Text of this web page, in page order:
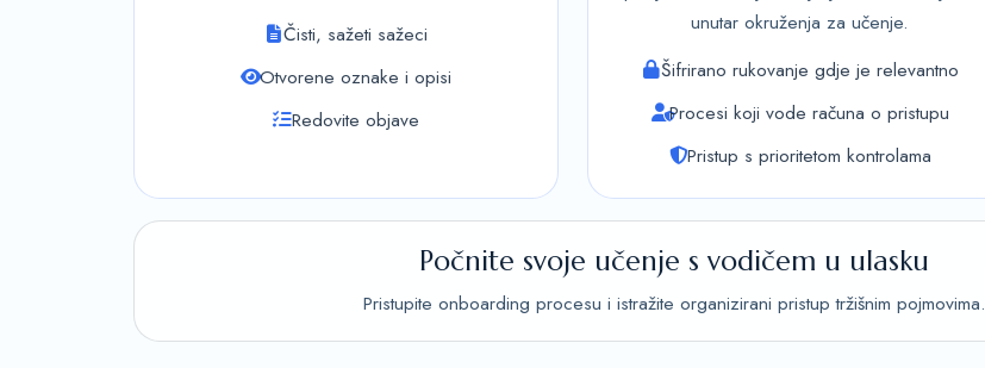
Čisti, sažeti sažeci
Otvorene oznake i opisi
Redovite objave
unutar okruženja za učenje.
Šifrirano rukovanje gdje je relevantno
Procesi koji vode računa o pristupu
Pristup s prioritetom kontrolama
Počnite svoje učenje s vodičem u ulasku
Pristupite onboarding procesu i istražite organizirani pristup tržišnim pojmovima.